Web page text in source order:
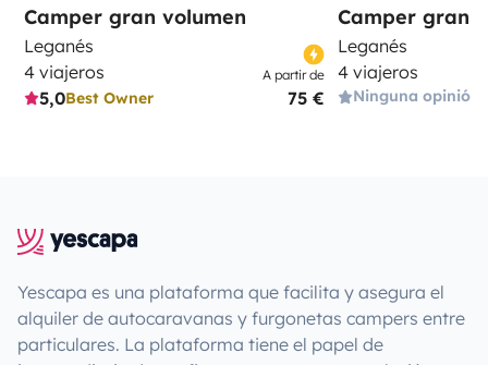
Camper gran volumen
Leganés
4 viajeros
5,0Best Owner
A partir de
75 €
Camper gran
Leganés
4 viajeros
Ninguna opinión
Yescapa es una plataforma que facilita y asegura el
alquiler de autocaravanas y furgonetas campers entre
particulares. La plataforma tiene el papel de